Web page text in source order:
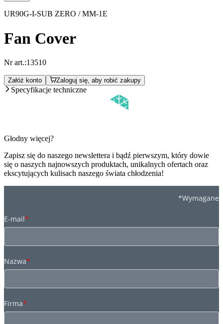
UR90G-I-SUB ZERO / MM-1E
Fan Cover
Nr art.:13510
Załóż konto Zaloguj się, aby robić zakupy
Specyfikacje techniczne
Głodny więcej?
Zapisz się do naszego newslettera i bądź pierwszym, który dowie
się o naszych najnowszych produktach, unikalnych ofertach oraz
ekscytujących kulisach naszego świata chłodzenia!
*Wymagane
E-mail*
Nazwa*
Firma*